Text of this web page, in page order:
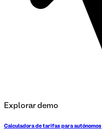
Explorar demo
Calculadora de tarifas para autónomos